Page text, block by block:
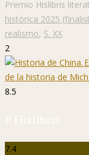
Premio Hislibris
histórica 2025
realismo, S. XX
2
8.5
P. Hislibris
7.4